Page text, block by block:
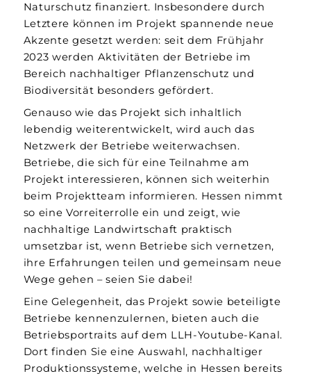
Naturschutz finanziert. Insbesondere durch
Letztere können im Projekt spannende neue
Akzente gesetzt werden: seit dem Frühjahr
2023 werden Aktivitäten der Betriebe im
Bereich nachhaltiger Pflanzenschutz und
Biodiversität besonders gefördert.
Genauso wie das Projekt sich inhaltlich
lebendig weiterentwickelt, wird auch das
Netzwerk der Betriebe weiterwachsen.
Betriebe, die sich für eine Teilnahme am
Projekt interessieren, können sich weiterhin
beim Projektteam informieren. Hessen nimmt
so eine Vorreiterrolle ein und zeigt, wie
nachhaltige Landwirtschaft praktisch
umsetzbar ist, wenn Betriebe sich vernetzen,
ihre Erfahrungen teilen und gemeinsam neue
Wege gehen – seien Sie dabei!
Eine Gelegenheit, das Projekt sowie beteiligte
Betriebe kennenzulernen, bieten auch die
Betriebsportraits auf dem LLH-Youtube-Kanal.
Dort finden Sie eine Auswahl, nachhaltiger
Produktionssysteme, welche in Hessen bereits